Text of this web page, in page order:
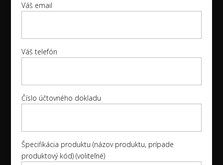
Váš email
Váš telefón
Číslo účtovného dokladu
Špecifikácia produktu (názov produktu, prípade
produktový kód) (voliteľné)